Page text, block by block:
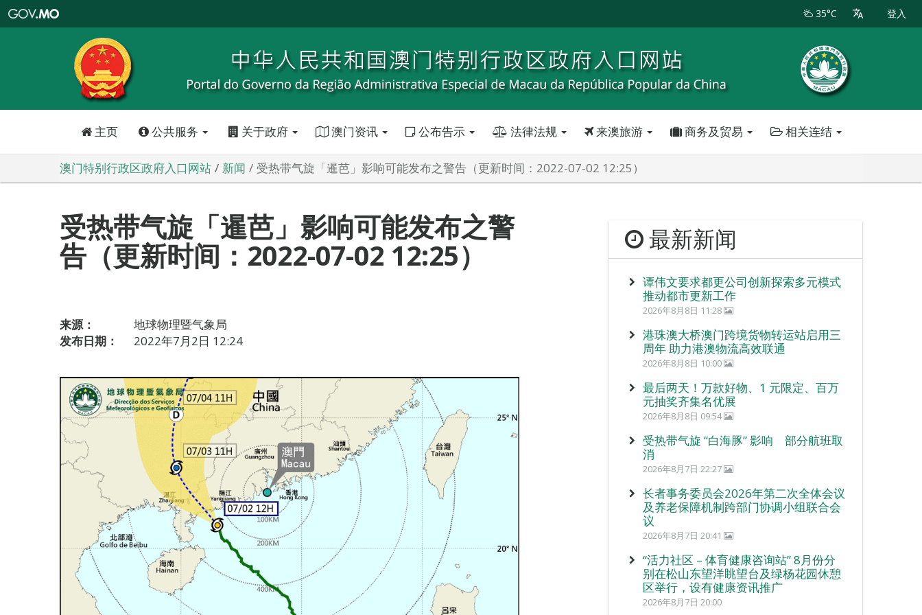
特
政
区
政
口
35°C 登入
主页 公共服务 关于政府 澳门资讯 公布告示 法律法规 来澳旅游 商务及贸易 相关连结
澳门特别行政区政府入口网站 新闻 受热带气旋「暹芭」影响可能发布之警告（更新时间：2022-07-02 12:25）
受热带气旋「暹芭」影响可能发布之警
告（更新时间：2022-07-02 12:25）
来源：
地球物理暨气象局
发布日期：
2022年7月2日 12:24
最新新闻
谭伟文要求都更公司创新探索多元模式
推动都市更新工作
2026年8月8日 11:28
港珠澳大桥澳门跨境货物转运站启用三
周年 助力港澳物流高效联通
2026年8月8日 10:00
最后两天！万款好物、1 元限定、百万
元抽奖齐集名优展
2026年8月8日 09:54
受热带气旋 “白海豚” 影响 部分航班取
消
2026年8月7日 22:27
长者事务委员会2026年第二次全体会议
及养老保障机制跨部门协调小组联合会
议
2026年8月7日 20:41
“活力社区 – 体育健康咨询站” 8月份分
别在松山东望洋眺望台及绿杨花园休憩
区举行，设有健康资讯推广
2026年8月7日 20:00